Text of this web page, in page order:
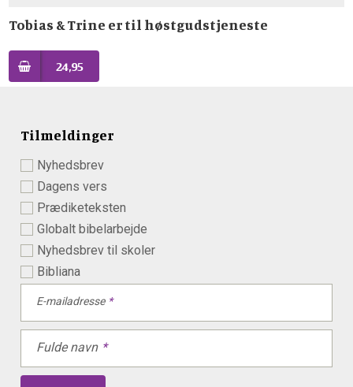
Tobias & Trine er til høstgudstjeneste
24,95
Tilmeldinger
Nyhedsbrev
Dagens vers
Prædiketeksten
Globalt bibelarbejde
Nyhedsbrev til skoler
Bibliana
E-mailadresse
Fulde navn